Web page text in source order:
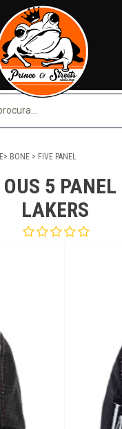
BONE FIVE PANEL
OUS 5
LAKERS